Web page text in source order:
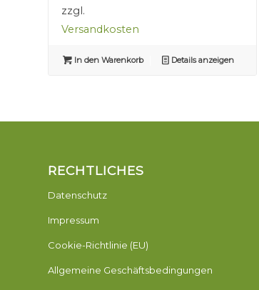
zzgl.
Versandkosten
In den Warenkorb Details anzeigen
RECHTLICHES
Datenschutz
Impressum
Cookie-Richtlinie (EU)
Allgemeine Geschäftsbedingungen